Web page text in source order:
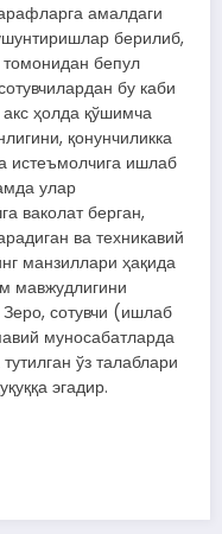
амалдаги
берилиб,
томонидан бепул
бу каби
ҳолда қўшимча
қонунчиликка
истеъмолчига ишлаб
улар
ваколат берган,
ва техникавий
манзиллари ҳақида
мавжудлигини
сотувчи (ишлаб
муносабатларда
ўз талаблари
эгадир.